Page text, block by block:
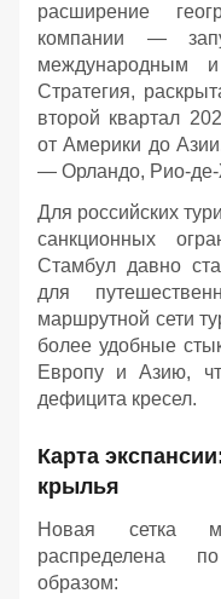
расширение
компании —
международным
Стратегия,
второй квартал
от Америки до
— Орландо, Рио-де-
Для российских
санкционных
Стамбул давно
для
маршрутной сети
более удобные
Европу и Азию,
дефицита кресел.
Карта
крылья
Новая сетка
распределена
образом: